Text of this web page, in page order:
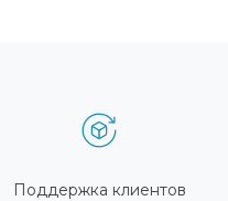
Поддержка клиентов